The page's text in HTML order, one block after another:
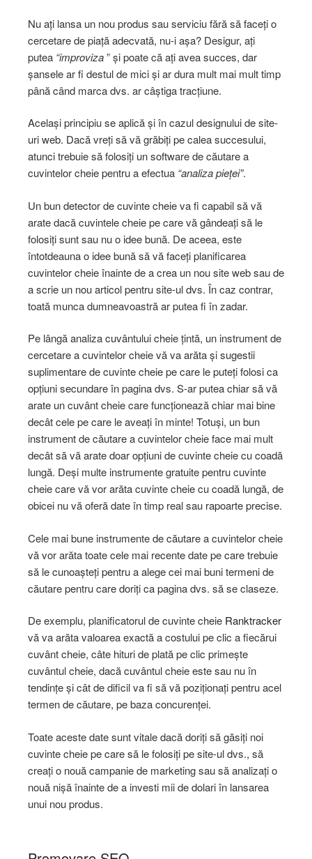
Nu ați lansa un nou produs sau serviciu fără să faceți o
cercetare de piață adecvată, nu-i așa? Desigur, ați
putea “improviza” și poate că ați avea succes, dar
șansele ar fi destul de mici și ar dura mult mai mult timp
până când marca dvs. ar câștiga tracțiune.
Același principiu se aplică și în cazul designului de site-
uri web. Dacă vreți să vă grăbiți pe calea succesului,
atunci trebuie să folosiți un software de căutare a
cuvintelor cheie pentru a efectua “analiza pieței”.
Un bun detector de cuvinte cheie va fi capabil să vă
arate dacă cuvintele cheie pe care vă gândeați să le
folosiți sunt sau nu o idee bună. De aceea, este
întotdeauna o idee bună să vă faceți planificarea
cuvintelor cheie înainte de a crea un nou site web sau de
a scrie un nou articol pentru site-ul dvs. În caz contrar,
toată munca dumneavoastră ar putea fi în zadar.
Pe lângă analiza cuvântului cheie țintă, un instrument de
cercetare a cuvintelor cheie vă va arăta și sugestii
suplimentare de cuvinte cheie pe care le puteți folosi ca
opțiuni secundare în pagina dvs. S-ar putea chiar să vă
arate un cuvânt cheie care funcționează chiar mai bine
decât cele pe care le aveați în minte! Totuși, un bun
instrument de căutare a cuvintelor cheie face mai mult
decât să vă arate doar opțiuni de cuvinte cheie cu coadă
lungă. Deși multe instrumente gratuite pentru cuvinte
cheie care vă vor arăta cuvinte cheie cu coadă lungă, de
obicei nu vă oferă date în timp real sau rapoarte precise.
Cele mai bune instrumente de căutare a cuvintelor cheie
vă vor arăta toate cele mai recente date pe care trebuie
să le cunoașteți pentru a alege cei mai buni termeni de
căutare pentru care doriți ca pagina dvs. să se claseze.
De exemplu, planificatorul de cuvinte cheie Ranktracker
vă va arăta valoarea exactă a costului pe clic a fiecărui
cuvânt cheie, câte hituri de plată pe clic primește
cuvântul cheie, dacă cuvântul cheie este sau nu în
tendințe și cât de dificil va fi să vă poziționați pentru acel
termen de căutare, pe baza concurenței.
Toate aceste date sunt vitale dacă doriți să găsiți noi
cuvinte cheie pe care să le folosiți pe site-ul dvs., să
creați o nouă campanie de marketing sau să analizați o
nouă nișă înainte de a investi mii de dolari în lansarea
unui nou produs.